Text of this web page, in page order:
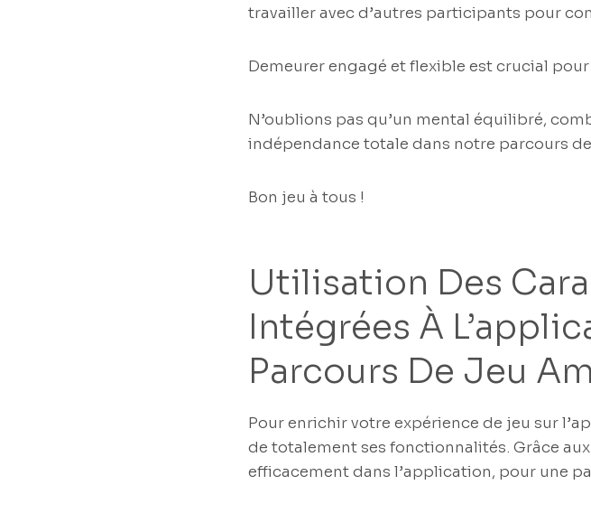
travailler avec d’autres participants pour
Demeurer engagé et flexible est crucial
N’oublions pas qu’un mental équilibré,
indépendance totale dans notre parcours
Bon jeu à tous !
Utilisation Des
Intégrées À
Parcours De Jeu
Pour enrichir votre expérience de jeu sur
de totalement ses fonctionnalités. Grâce
efficacement dans l’application, pour une